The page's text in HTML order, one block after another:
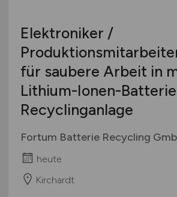
Elektroniker /
für saubere Arbeit in
Lithium-Ionen-
Recyclinganlage
Fortum Batterie Recycling
heute
Kirchardt